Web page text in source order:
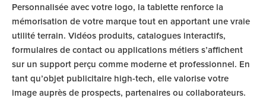
Personnalisée avec votre logo, la tablette renforce la
mémorisation de votre marque tout en apportant une vraie
utilité terrain. Vidéos produits, catalogues interactifs,
formulaires de contact ou applications métiers s’affichent
sur un support perçu comme moderne et professionnel. En
tant qu’objet publicitaire high-tech, elle valorise votre
image auprès de prospects, partenaires ou collaborateurs.